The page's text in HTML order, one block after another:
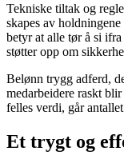
Tekniske tiltak og
skapes av
betyr at alle tør å si
støtter opp om
Belønn trygg adferd,
medarbeidere raskt
felles verdi, går
Et trygt og